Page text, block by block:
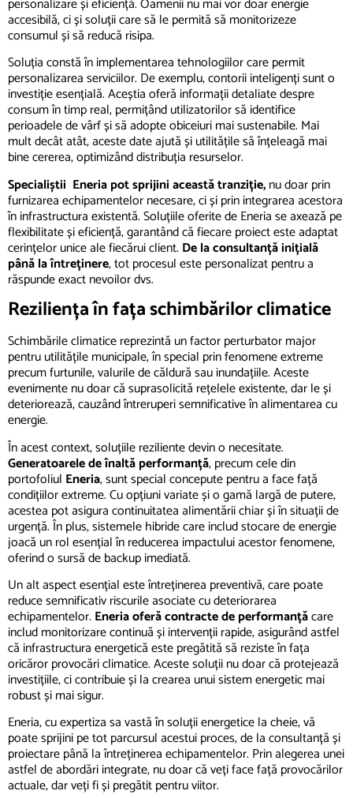
personalizare și eficiență. Oamenii nu mai vor doar energie
accesibilă, ci și soluții care să le permită să monitorizeze
consumul și să reducă risipa.
Soluția constă în implementarea tehnologiilor care permit
personalizarea serviciilor. De exemplu, contorii inteligenți sunt o
investiție esențială. Aceștia oferă informații detaliate despre
consum în timp real, permițând utilizatorilor să identifice
perioadele de vârf și să adopte obiceiuri mai sustenabile. Mai
mult decât atât, aceste date ajută și utilitățile să înțeleagă mai
bine cererea, optimizând distribuția resurselor.
Specialiștii Eneria pot sprijini această tranziție,nu doar prin
furnizarea echipamentelor necesare, ci și prin integrarea acestora
în infrastructura existentă. Soluțiile oferite de Eneria se axează pe
flexibilitate și eficiență, garantând că fiecare proiect este adaptat
cerințelor unice ale fiecărui client. De la consultanță inițială
până la întreținere, tot procesul este personalizat pentru a
răspunde exact nevoilor dvs.
Reziliența în fața schimbărilor climatice
Schimbările climatice reprezintă un factor perturbator major
pentru utilitățile municipale, în special prin fenomene extreme
precum furtunile, valurile de căldură sau inundațiile. Aceste
evenimente nu doar că suprasolicită rețelele existente, dar le și
deteriorează, cauzând întreruperi semnificative în alimentarea cu
energie.
În acest context, soluțiile reziliente devin o necesitate.
Generatoarele de înaltă performanță, precum cele din
portofoliul Eneria, sunt special concepute pentru a face față
condițiilor extreme. Cu opțiuni variate și o gamă largă de putere,
acestea pot asigura continuitatea alimentării chiar și în situații de
urgență. În plus, sistemele hibride care includ stocare de energie
joacă un rol esențial în reducerea impactului acestor fenomene,
oferind o sursă de backup imediată.
Un alt aspect esențial este întreținerea preventivă, care poate
reduce semnificativ riscurile asociate cu deteriorarea
echipamentelor. Eneria oferă contracte de performanțăcare
includ monitorizare continuă și intervenții rapide, asigurând astfel
că infrastructura energetică este pregătită să reziste în fața
oricăror provocări climatice. Aceste soluții nu doar că protejează
investițiile, ci contribuie și la crearea unui sistem energetic mai
robust și mai sigur.
Eneria, cu expertiza sa vastă în soluții energetice la cheie, vă
poate sprijini pe tot parcursul acestui proces, de la consultanță și
proiectare până la întreținerea echipamentelor. Prin alegerea unei
astfel de abordări integrate, nu doar că veți face față provocărilor
actuale, dar veți fi și pregătit pentru viitor.